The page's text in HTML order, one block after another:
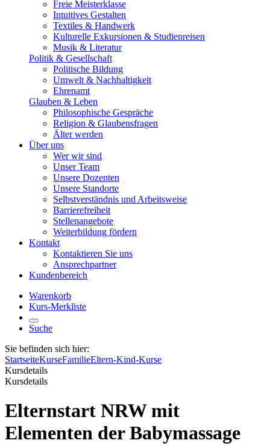
Freie Meisterklasse
Intuitives Gestalten
Textiles & Handwerk
Kulturelle Exkursionen & Studienreisen
Musik & Literatur
Politik & Gesellschaft
Politische Bildung
Umwelt & Nachhaltigkeit
Ehrenamt
Glauben & Leben
Philosophische Gespräche
Religion & Glaubensfragen
Älter werden
Über uns
Wer wir sind
Unser Team
Unsere Dozenten
Unsere Standorte
Selbstverständnis und Arbeitsweise
Barrierefreiheit
Stellenangebote
Weiterbildung fördern
Kontakt
Kontaktieren Sie uns
Ansprechpartner
Kundenbereich
Warenkorb
Kurs-Merkliste
Suche
Sie befinden sich hier:
StartseiteKurseFamilieEltern-Kind-Kurse
Kursdetails
Kursdetails
Elternstart NRW mit
Elementen der Babymassage